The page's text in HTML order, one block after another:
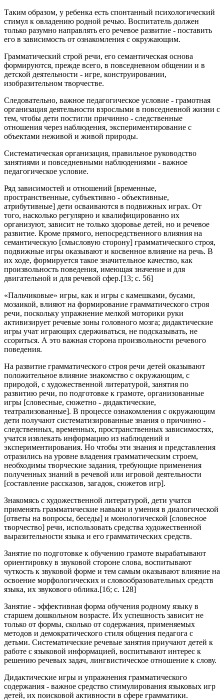
Таким образом, у ребенка есть спонтанный психологический
стимул к овладению родной речью. Воспитатель должен
только разумно направлять его речевое развитие - поставить
его в зависимость от ознакомления с окружающим.
Грамматический строй речи, его семантическая основа
формируются, прежде всего, в повседневном общении и в
детской деятельности - игре, конструировании,
изобразительном творчестве.
Следовательно, важное педагогическое условие - грамотная
организация деятельности взрослыми в повседневной жизни с
тем, чтобы дети постигли причинно - следственные
отношения через наблюдения, экспериментирование с
объектами неживой и живой природы.
Систематическая организация, правильное руководство
занятиями и повседневными наблюдениями - важное
педагогическое условие.
Ряд зависимостей и отношений [временные,
пространственные, субъективно - объективные,
атрибутивные] дети осваиваются в подвижных играх. От
того, насколько регулярно и квалифицированно их
организуют, зависит не только здоровье детей, но и речевое
развитие. Кроме прямого, непосредственного влияния на
семантическую [смысловую сторону] грамматического строя,
подвижные игры оказывают и косвенное влияние на речь. В
их ходе, формируется такое значительное качество, как
произвольность поведения, имеющая значение и для
двигательной и для речевой сфер.[13; c. 56]
«Пальчиковые» игры, как и игры с камешками, бусами,
мозаикой, влияют на формирование грамматического строя
речи, поскольку упражнение мелкой моторики руки
активизирует речевые зоны головного мозга; дидактические
игры учат играющих сдерживаться, не подсказывать, не
ссориться. А это важная сторона произвольности речевого
поведения.
На развитие грамматического строя речи детей оказывают
положительное влияние знакомство с окружающим, с
природой, с художественной литературой, занятия по
развитию речи, по подготовке к грамоте, организованные
игры [словесные, сюжетно - дидактические,
театрализованные]. В процессе ознакомления с окружающим
дети получают систематизированные знания о причинно -
следственных, временных, пространственных зависимостях,
учатся извлекать информацию из наблюдений и
экспериментирования. Но чтобы эти знания и представления
отразились на уровне владения грамматическим строем,
необходимы творческие задания, требующие применения
полученных знаний в речевой или игровой деятельности
[составление рассказов, загадок, сюжетов игр].
Знакомясь с художественной литературой, дети учатся
применять грамматические навыки и умения в диалогической
[ответы на вопросы, беседы] и монологической [словесное
творчество] речи, использовать средства художественной
выразительности языка и его грамматических средств.
Занятие по подготовке к обучению грамоте вырабатывают
ориентировку в звуковой стороне слова, воспитывают
чуткость к звуковой форме и тем самым оказывают влияние на
освоение морфологических и словообразовательных средств
языка, их звукового облика.[16; c. 128]
Занятие - эффективная форма обучения родному языку в
старшем дошкольном возрасте. Их успешность зависит не
только от формы, сколько от содержания, применяемых
методов и демократического стиля общения педагога с
детьми. Систематические речевые занятия приучают детей к
работе с языковой информацией, воспитывают интерес к
решению речевых задач, лингвистическое отношение к слову.
Дидактические игры и упражнения грамматического
содержания - важное средство стимулирования языковых игр
детей, их поисковой активности в сфере грамматики.